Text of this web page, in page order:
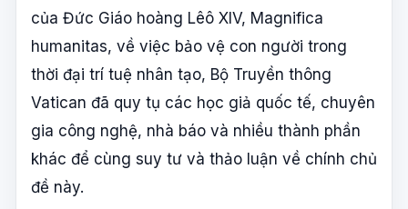
của Đức Giáo hoàng Lêô XIV, Magnifica
humanitas, về việc bảo vệ con người trong
thời đại trí tuệ nhân tạo, Bộ Truyền thông
Vatican đã quy tụ các học giả quốc tế, chuyên
gia công nghệ, nhà báo và nhiều thành phần
khác để cùng suy tư và thảo luận về chính chủ
đề này.